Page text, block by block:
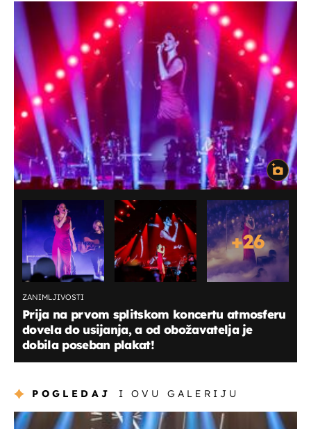
+26
ZANIMLJIVOSTI
Prija na prvom splitskom koncertu atmosferu
dovela do usijanja, a od obožavatelja je
dobila poseban plakat!
POGLEDAJ I OVU GALERIJU